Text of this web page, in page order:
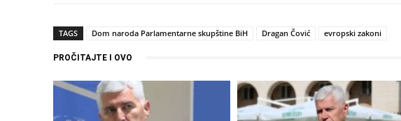
TAGS Dom naroda Parlamentarne skupštine BiH Dragan Čović evropski zakoni
PROČITAJTE I OVO